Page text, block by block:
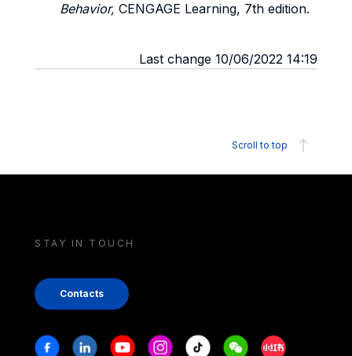
Behavior, CENGAGE Learning, 7th edition.
Last change 10/06/2022 14:19
Scroll to top
STAY IN TOUCH
Contacts
Stay in touch
FacebookLinkedinYoutubeInstagram
Tiktok WeechatXiaohongshu/